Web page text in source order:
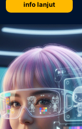
info lanjut